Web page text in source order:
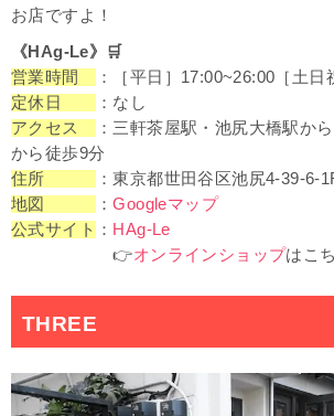
お店ですよ！
《HAg-Le》
🛒
営業時間
：［平日］17:00~26:00［土日
定休日
：なし
アクセス
：三軒茶屋駅・池尻大橋駅か
から徒歩9分
住所
：東京都世田谷区池尻4-39-6-
地図
：Googleマップ
公式サイト ： HAg-Le
👉オンラインショップはこ
THREE